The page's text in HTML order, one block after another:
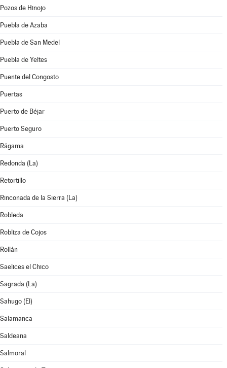
Pozos de Hinojo
Puebla de Azaba
Puebla de San Medel
Puebla de Yeltes
Puente del Congosto
Puertas
Puerto de Béjar
Puerto Seguro
Rágama
Redonda (La)
Retortillo
Rinconada de la Sierra (La)
Robleda
Robliza de Cojos
Rollán
Saelices el Chico
Sagrada (La)
Sahugo (El)
Salamanca
Saldeana
Salmoral